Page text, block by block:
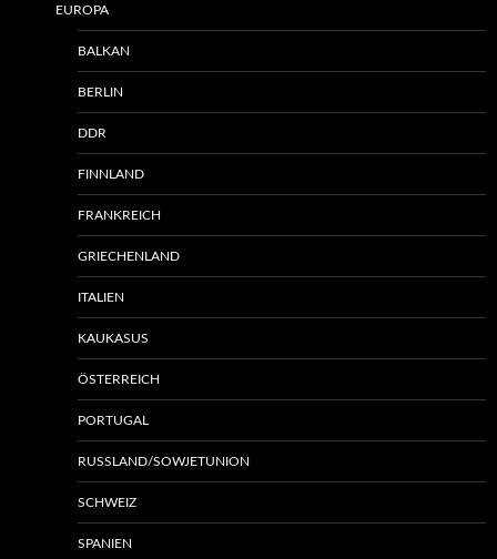
EUROPA
BALKAN
BERLIN
DDR
FINNLAND
FRANKREICH
GRIECHENLAND
ITALIEN
KAUKASUS
ÖSTERREICH
PORTUGAL
RUSSLAND/SOWJETUNION
SCHWEIZ
SPANIEN